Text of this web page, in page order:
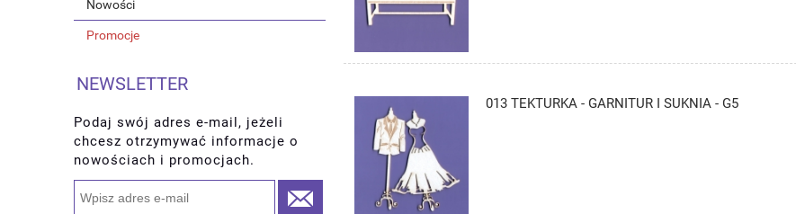
Nowości
Promocje
NEWSLETTER
Podaj swój adres e-mail, jeżeli
chcesz otrzymywać informacje o
nowościach i promocjach.
013 TEKTURKA - GARNITUR I SUKNIA - G5